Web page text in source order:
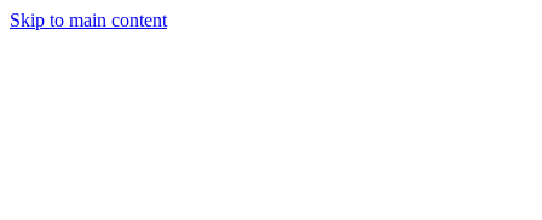
Skip to main content